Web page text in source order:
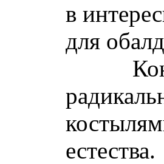
в
для
естества.